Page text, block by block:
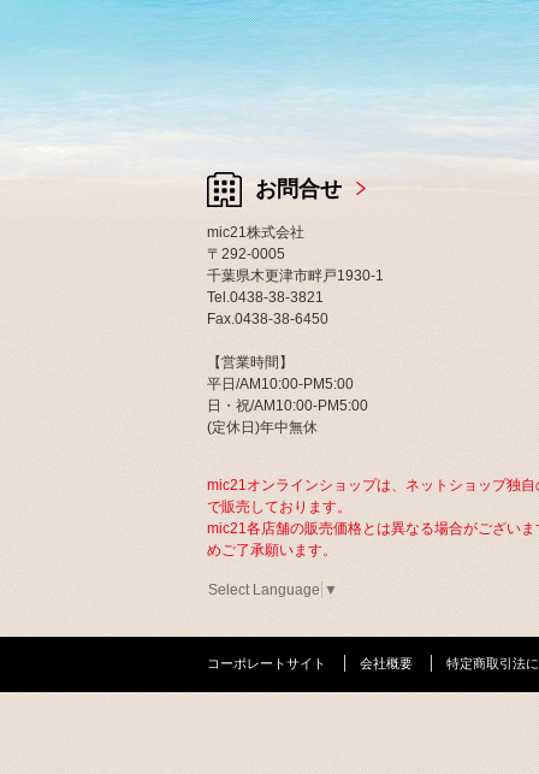
お問合せ
mic21株式会社
〒292-0005
千葉県木更津市畔戸1930-1
Tel.0438-38-3821
Fax.0438-38-6450
【営業時間】
平日/AM10:00-PM5:00
日・祝/AM10:00-PM5:00
(定休日)年中無休
mic21オンラインショップは、ネットショップ独自
で販売しております。
mic21各店舗の販売価格とは異なる場合がございま
めご了承願います。
Select Language ▼
コーポレートサイト 会社概要 特定商取引法